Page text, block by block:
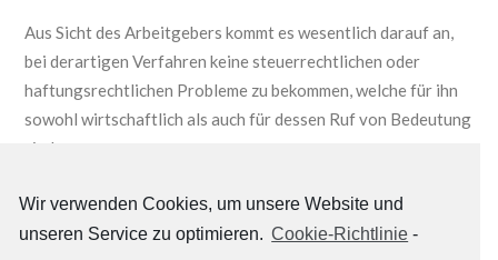
Aus Sicht des Arbeitgebers kommt es wesentlich darauf an,
bei derartigen Verfahren keine steuerrechtlichen oder
haftungsrechtlichen Probleme zu bekommen, welche für ihn
sowohl wirtschaftlich als auch für dessen Ruf von Bedeutung
sind.
Gerne helfen wir unseren Mandanten aber auch beim
verhandeln komplexer Arbeitsverträge sowie bei
Wir verwenden Cookies, um unsere Website und
unseren Service zu optimieren. Cookie-Richtlinie -